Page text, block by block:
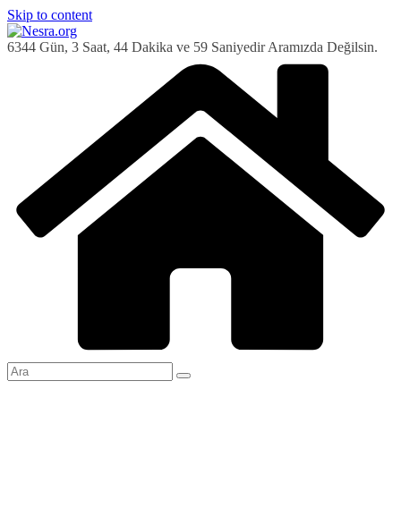
Skip to content
6344 Gün, 3 Saat, 45 Dakika ve 0 Saniyedir Aramızda Değilsin.